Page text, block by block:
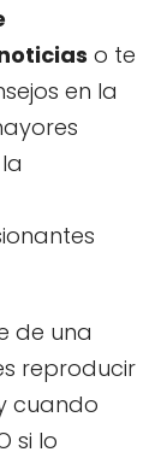
o te
en la
de una
reproducir
cuando
si lo